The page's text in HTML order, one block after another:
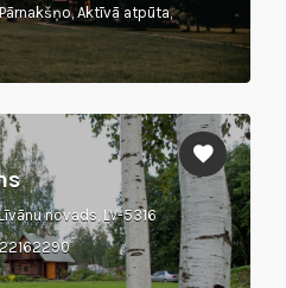
Aktīvā atpūta,
novads, LV-5316